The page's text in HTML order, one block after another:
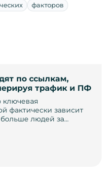
факторов
по ссылкам,
трафик и ПФ
ключевая
фактически зависит
людей за…